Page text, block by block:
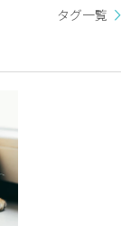
タグ一覧